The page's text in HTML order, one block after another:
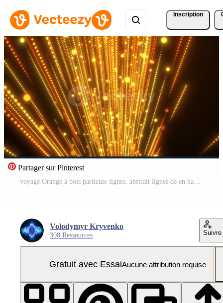
Inscription
Partager sur Pinterest
voyagé Orange à pois particule lignes. abstrait lignes de en hausse vers le haut. numérique Contexte. abstrait science-fiction futuriste hyperespace avec brillant particules.sans couture boucle Vidéo Pro
Volodymyr Kryvenko
308 Ressources Suivre
Gratuit avec EssaiAucune attribution requise